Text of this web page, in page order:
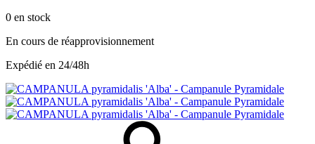
0 en stock
En cours de réapprovisionnement
Expédié en 24/48h